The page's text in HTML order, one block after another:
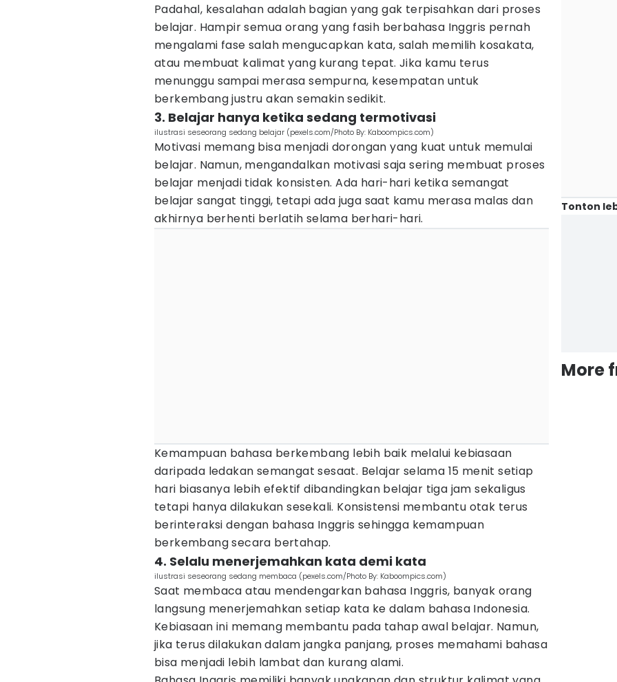
Padahal, kesalahan adalah bagian yang gak terpisahkan dari proses
belajar. Hampir semua orang yang fasih berbahasa Inggris pernah
mengalami fase salah mengucapkan kata, salah memilih kosakata,
atau membuat kalimat yang kurang tepat. Jika kamu terus
menunggu sampai merasa sempurna, kesempatan untuk
berkembang justru akan semakin sedikit.
3. Belajar hanya ketika sedang termotivasi
ilustrasi seseorang sedang belajar (pexels.com/Photo By: Kaboompics.com)
Motivasi memang bisa menjadi dorongan yang kuat untuk memulai
belajar. Namun, mengandalkan motivasi saja sering membuat proses
belajar menjadi tidak konsisten. Ada hari-hari ketika semangat
belajar sangat tinggi, tetapi ada juga saat kamu merasa malas dan
akhirnya berhenti berlatih selama berhari-hari.
Kemampuan bahasa berkembang lebih baik melalui kebiasaan
daripada ledakan semangat sesaat. Belajar selama 15 menit setiap
hari biasanya lebih efektif dibandingkan belajar tiga jam sekaligus
tetapi hanya dilakukan sesekali. Konsistensi membantu otak terus
berinteraksi dengan bahasa Inggris sehingga kemampuan
berkembang secara bertahap.
4. Selalu menerjemahkan kata demi kata
ilustrasi seseorang sedang membaca (pexels.com/Photo By: Kaboompics.com)
Saat membaca atau mendengarkan bahasa Inggris, banyak orang
langsung menerjemahkan setiap kata ke dalam bahasa Indonesia.
Kebiasaan ini memang membantu pada tahap awal belajar. Namun,
jika terus dilakukan dalam jangka panjang, proses memahami bahasa
bisa menjadi lebih lambat dan kurang alami.
Tonton
More